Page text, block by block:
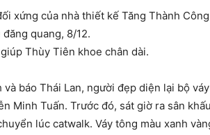
Thùy Tiên khoe chân dài.
báo Thái Lan, người đẹp diện lại bộ
Minh Tuấn. Trước đó, sát giờ ra sân
lúc catwalk. Váy tông màu xanh